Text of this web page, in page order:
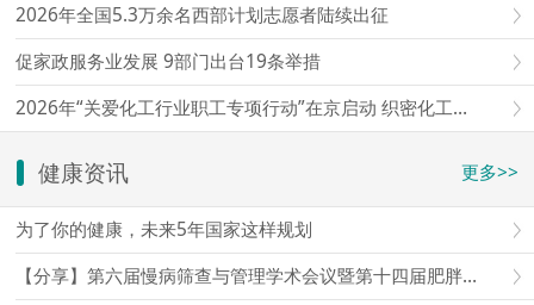
2026年全国5.3万余名西部计划志愿者陆续出征
促家政服务业发展 9部门出台19条举措
2026年“关爱化工行业职工专项行动”在京启动 织密化工行业职工权益维护“防护网”
健康资讯 更多>>
为了你的健康，未来5年国家这样规划
【分享】第六届慢病筛查与管理学术会议暨第十四届肥胖与体重管理学术会议暨第四届星海论健